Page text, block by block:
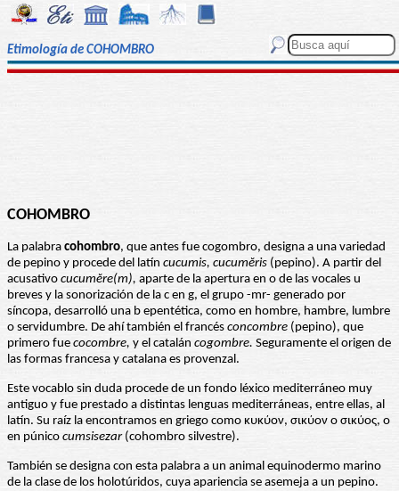
Etimología de COHOMBRO
COHOMBRO
La palabra cohombro, que antes fue cogombro, designa a una variedad
de pepino y procede del latín cucumis, cucumĕris (pepino). A partir del
acusativo cucumĕre(m), aparte de la apertura en o de las vocales u
breves y la sonorización de la c en g, el grupo -mr- generado por
síncopa, desarrolló una b epentética, como en hombre, hambre, lumbre
o servidumbre. De ahí también el francés concombre (pepino), que
primero fue cocombre, y el catalán cogombre. Seguramente el origen de
las formas francesa y catalana es provenzal.
Este vocablo sin duda procede de un fondo léxico mediterráneo muy
antiguo y fue prestado a distintas lenguas mediterráneas, entre ellas, al
latín. Su raíz la encontramos en griego como κυκύον, σικύον o σικύος, o
en púnico cumsisezar(cohombro silvestre).
También se designa con esta palabra a un animal equinodermo marino
de la clase de los holotúridos, cuya apariencia se asemeja a un pepino.